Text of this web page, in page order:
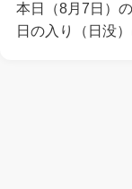
本日（8月7日）
日の入り（日没